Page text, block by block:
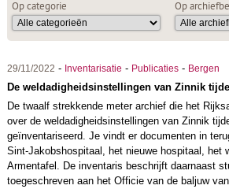
Op categorie
Op
29/11/2022 - Inventarisatie - Publicaties- Bergen
De weldadigheidsinstellingen van Zinnik
De twaalf strekkende meter archief die het
over de weldadigheidsinstellingen van Zinnik
geïnventariseerd. Je vindt er documenten in
Sint-Jakobshospitaal, het nieuwe hospitaal, het
Armentafel. De inventaris beschrijft daarnaast
toegeschreven aan het Officie van de baljuw